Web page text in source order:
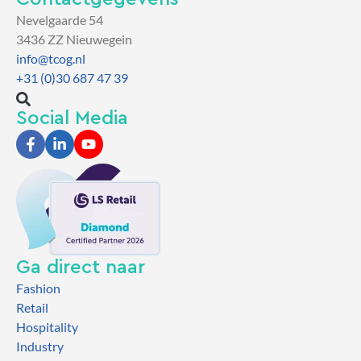
Nevelgaarde 54
3436 ZZ Nieuwegein
info@tcog.nl
+31 (0)30 687 47 39
Social Media
Ga direct naar
Fashion
Retail
Hospitality
Industry